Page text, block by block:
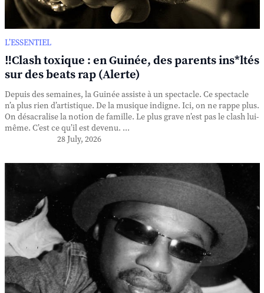
L’ESSENTIEL
‼️Clash toxique : en Guinée, des parents ins*ltés
sur des beats rap (Alerte)
Depuis des semaines, la Guinée assiste à un spectacle. Ce spectacle
n’a plus rien d’artistique. De la musique indigne. Ici, on ne rappe plus.
On désacralise la notion de famille. Le plus grave n’est pas le clash lui-
même. C’est ce qu’il est devenu. ...
28 July, 2026